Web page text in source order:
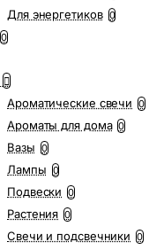
Для энергетиков 0
0
Ароматические свечи 0
Ароматы для дома 0
Вазы 0
Лампы 0
Подвески 0
Растения 0
Свечи и подсвечники 0